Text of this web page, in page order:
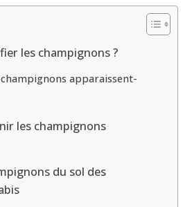
les champignons ?
apparaissent-
les champignons
du sol des